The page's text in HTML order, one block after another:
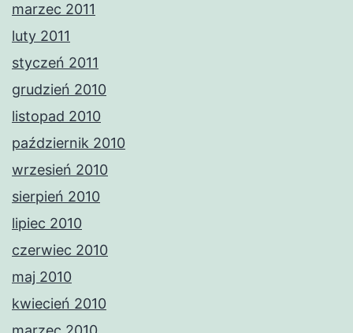
marzec 2011
luty 2011
styczeń 2011
grudzień 2010
listopad 2010
październik 2010
wrzesień 2010
sierpień 2010
lipiec 2010
czerwiec 2010
maj 2010
kwiecień 2010